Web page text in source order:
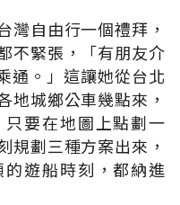
灣自由行一個禮拜，
不緊張，「有朋友介
通。」這讓她從台北
地城鄉公車幾點來，
要在地圖上點劃一
規劃三種方案出來，
遊船時刻，都納進